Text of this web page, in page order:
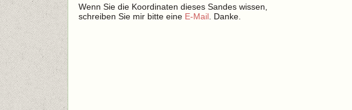
Wenn Sie die Koordinaten dieses Sandes wissen,
schreiben Sie mir bitte eine E-Mail . Danke.